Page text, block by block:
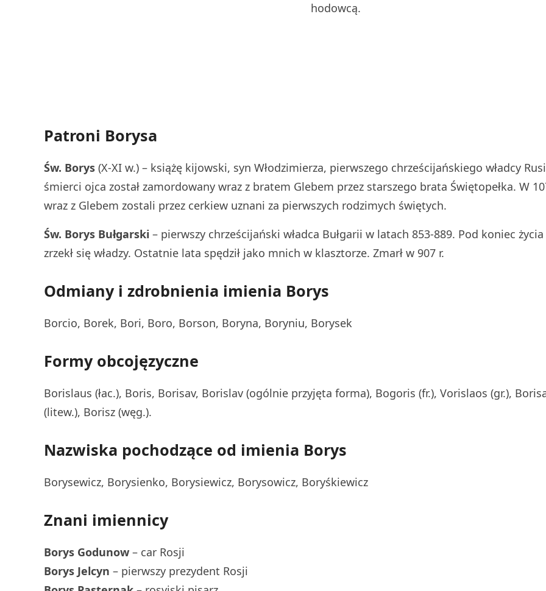
hodowcą.
Patroni Borysa
Św. Borys (X-XI w.) – książę kijowski, syn Włodzimierza, pierwszego chrześcijańskiego władcy
śmierci ojca został zamordowany wraz z bratem Glebem przez starszego brata Świętopełka. W
wraz z Glebem zostali przez cerkiew uznani za pierwszych rodzimych świętych.
Św. Borys Bułgarski – pierwszy chrześcijański władca Bułgarii w latach 853-889. Pod koniec życia
zrzekł się władzy. Ostatnie lata spędził jako mnich w klasztorze. Zmarł w 907 r.
Odmiany i zdrobnienia imienia Borys
Borcio, Borek, Bori, Boro, Borson, Boryna, Boryniu, Borysek
Formy obcojęzyczne
Borislaus (łac.), Boris, Borisav, Borislav (ogólnie przyjęta forma), Bogoris (fr.), Vorislaos (gr.),
(litew.), Borisz (węg.).
Nazwiska pochodzące od imienia Borys
Borysewicz, Borysienko, Borysiewicz, Borysowicz, Boryśkiewicz
Znani imiennicy
Borys Godunow – car Rosji
Borys Jelcyn – pierwszy prezydent Rosji